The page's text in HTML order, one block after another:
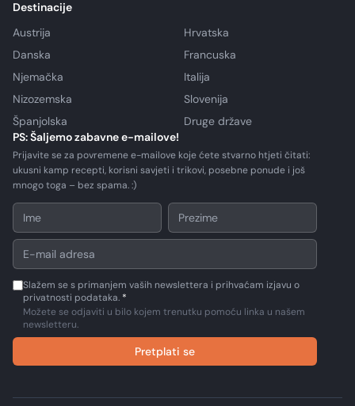
Destinacije
Austrija
Hrvatska
Danska
Francuska
Njemačka
Italija
Nizozemska
Slovenija
Španjolska
Druge države
PS: Šaljemo zabavne e-mailove!
Prijavite se za povremene e-mailove koje ćete stvarno htjeti čitati:
ukusni kamp recepti, korisni savjeti i trikovi, posebne ponude i još
mnogo toga – bez spama. :)
Slažem se s primanjem vaših newslettera i prihvaćam izjavu o
privatnosti podataka. *
Možete se odjaviti u bilo kojem trenutku pomoću linka u našem
newsletteru.
Pretplati se